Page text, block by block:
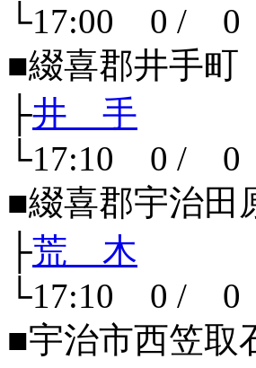
└17:00 0 / 0
■綴喜郡井手町
├井 手
└17:10 0 / 0
■綴喜郡宇治田
├荒 木
└17:10 0 / 0
■宇治市西笠取